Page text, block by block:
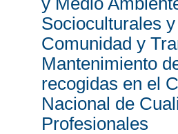
Socioculturales
Comunidad y
Mantenimiento
recogidas en el
Nacional de
Profesionales